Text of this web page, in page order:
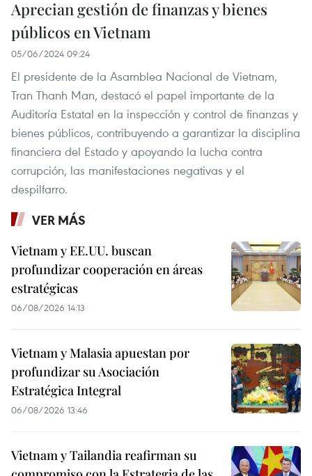
Aprecian gestión de finanzas y bienes
públicos en Vietnam
05/06/2024 09:24
El presidente de la Asamblea Nacional de Vietnam,
Tran Thanh Man, destacó el papel importante de la
Auditoría Estatal en la inspección y control de finanzas y
bienes públicos, contribuyendo a garantizar la disciplina
financiera del Estado y apoyando la lucha contra
corrupción, las manifestaciones negativas y el
despilfarro.
VER MÁS
Vietnam y EE.UU. buscan
profundizar cooperación en áreas
estratégicas
06/08/2026 14:13
Vietnam y Malasia apuestan por
profundizar su Asociación
Estratégica Integral
06/08/2026 13:46
Vietnam y Tailandia reafirman su